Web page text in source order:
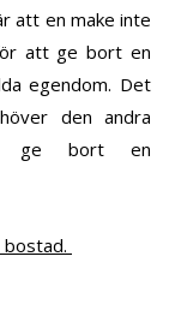
att en make inte
att ge bort en
egendom. Det
den andra
ge bort en
bostad.